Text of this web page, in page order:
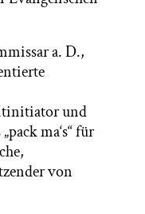
a. D.,
und
ma‘s“ für
von